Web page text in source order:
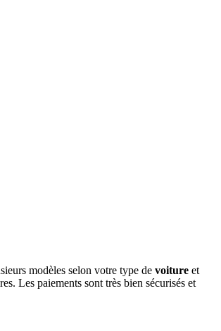
modèles selon votre type de voiture et
Les paiements sont très bien sécurisés et